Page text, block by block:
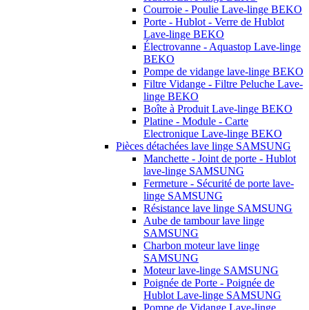
Courroie - Poulie Lave-linge BEKO
Porte - Hublot - Verre de Hublot
Lave-linge BEKO
Électrovanne - Aquastop Lave-linge
BEKO
Pompe de vidange lave-linge BEKO
Filtre Vidange - Filtre Peluche Lave-
linge BEKO
Boîte à Produit Lave-linge BEKO
Platine - Module - Carte
Electronique Lave-linge BEKO
Pièces détachées lave linge SAMSUNG
Manchette - Joint de porte - Hublot
lave-linge SAMSUNG
Fermeture - Sécurité de porte lave-
linge SAMSUNG
Résistance lave linge SAMSUNG
Aube de tambour lave linge
SAMSUNG
Charbon moteur lave linge
SAMSUNG
Moteur lave-linge SAMSUNG
Poignée de Porte - Poignée de
Hublot Lave-linge SAMSUNG
Pompe de Vidange Lave-linge